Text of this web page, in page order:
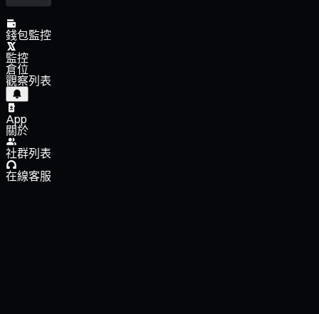
錢包監控
監控
倉位
觀察列表
App
關於
社群列表
在線客服